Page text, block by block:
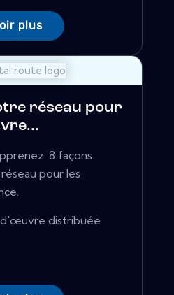
plus
réseau pour
8 façons
pour les
distribuée